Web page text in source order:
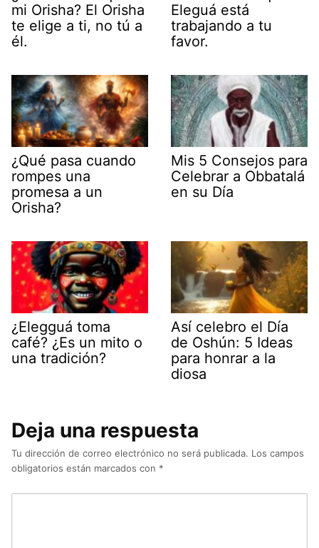
mi Orisha? El Orisha
te elige a ti, no tú a
él.
Eleguá está
trabajando a tu
favor.
¿Qué pasa cuando
rompes una
promesa a un
Orisha?
Mis 5 Consejos para
Celebrar a Obbatalá
en su Día
¿Elegguá toma
café? ¿Es un mito o
una tradición?
Así celebro el Día
de Oshún: 5 Ideas
para honrar a la
diosa
Deja una respuesta
Tu dirección de correo electrónico no será publicada. Los campos
obligatorios están marcados con *